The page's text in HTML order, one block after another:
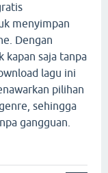
menyimpan
Dengan
kapan saja tanpa
lagu ini
pilihan
sehingga
gangguan.